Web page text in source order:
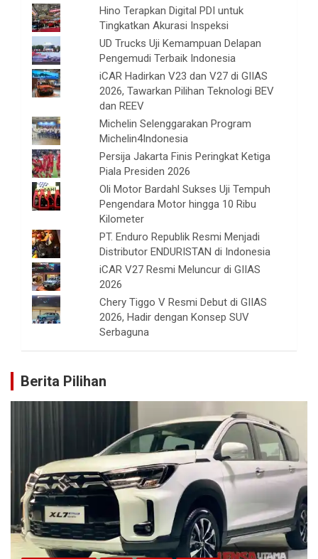
Hino Terapkan Digital PDI untuk
Tingkatkan Akurasi Inspeksi
UD Trucks Uji Kemampuan Delapan
Pengemudi Terbaik Indonesia
iCAR Hadirkan V23 dan V27 di GIIAS
2026, Tawarkan Pilihan Teknologi BEV
dan REEV
Michelin Selenggarakan Program
Michelin4Indonesia
Persija Jakarta Finis Peringkat Ketiga
Piala Presiden 2026
Oli Motor Bardahl Sukses Uji Tempuh
Pengendara Motor hingga 10 Ribu
Kilometer
PT. Enduro Republik Resmi Menjadi
Distributor ENDURISTAN di Indonesia
iCAR V27 Resmi Meluncur di GIIAS
2026
Chery Tiggo V Resmi Debut di GIIAS
2026, Hadir dengan Konsep SUV
Serbaguna
Berita Pilihan